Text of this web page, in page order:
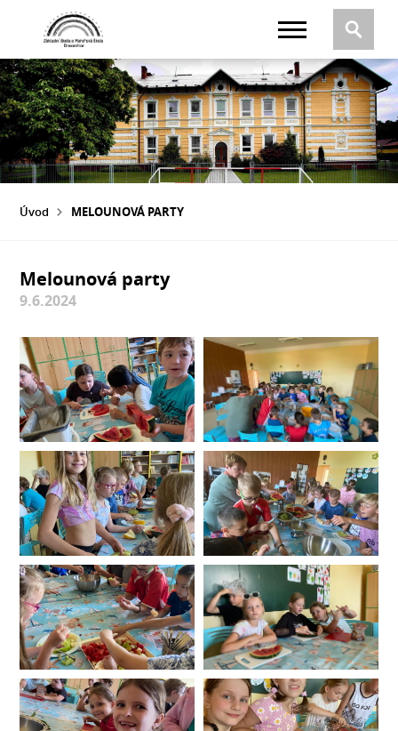
Úvod MELOUNOVÁ PARTY
Melounová party
9.6.2024